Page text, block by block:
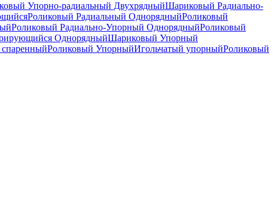
Упорно-радиальный ДвухрядныйШариковый Радиально-
Роликовый Радиальный ОднорядныйРоликовый
Роликовый Радиально-Упорный ОднорядныйРоликовый
ОднорядныйШариковый Упорный
Роликовый УпорныйИгольчатый упорныйРоликовый